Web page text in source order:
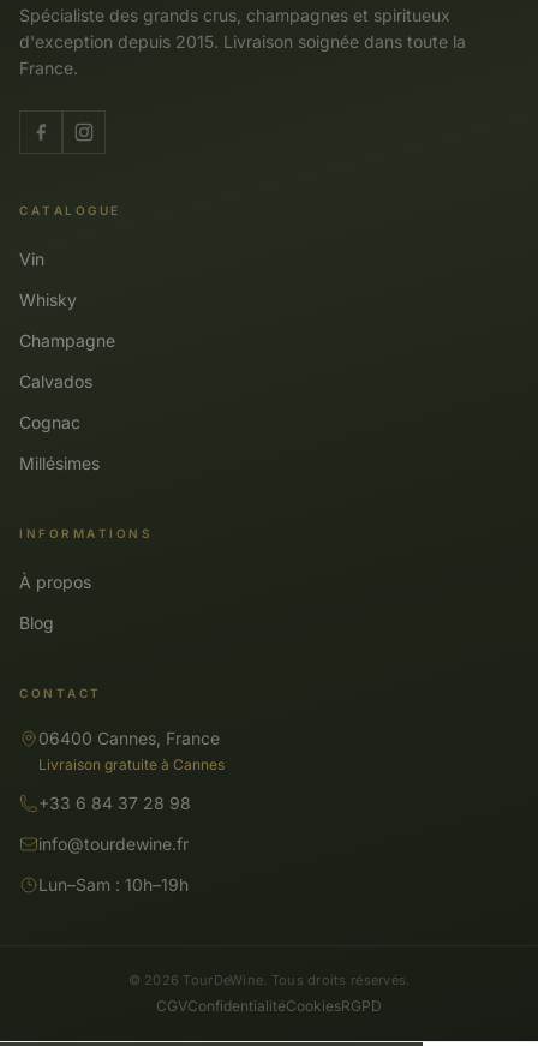
Spécialiste des grands crus, champagnes et spiritueux
d'exception depuis 2015. Livraison soignée dans toute la
France.
CATALOGUE
Vin
Whisky
Champagne
Calvados
Cognac
Millésimes
INFORMATIONS
À propos
Blog
CONTACT
06400 Cannes, France
Livraison gratuite à Cannes
+33 6 84 37 28 98
info@tourdewine.fr
Lun–Sam : 10h–19h
© 2026 TourDeWine. Tous droits réservés.
CGVConfidentialitéCookiesRGPD